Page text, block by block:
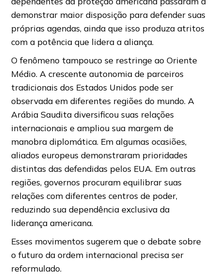
demonstrar maior disposição para defender suas
próprias agendas, ainda que isso produza atritos
com a potência que lidera a aliança.
O fenômeno tampouco se restringe ao Oriente
Médio. A crescente autonomia de parceiros
tradicionais dos Estados Unidos pode ser
observada em diferentes regiões do mundo. A
Arábia Saudita diversificou suas relações
internacionais e ampliou sua margem de
manobra diplomática. Em algumas ocasiões,
aliados europeus demonstraram prioridades
distintas das defendidas pelos EUA. Em outras
regiões, governos procuram equilibrar suas
relações com diferentes centros de poder,
reduzindo sua dependência exclusiva da
liderança americana.
Esses movimentos sugerem que o debate sobre
o futuro da ordem internacional precisa ser
reformulado.